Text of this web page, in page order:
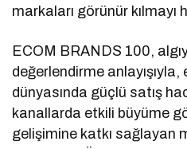
markaları görünür kılmayı
ECOM BRANDS 100,
değerlendirme
dünyasında güçlü satış
kanallarda etkili büyüme
gelişimine katkı sağlayan